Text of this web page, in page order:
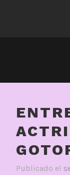
Publicado el